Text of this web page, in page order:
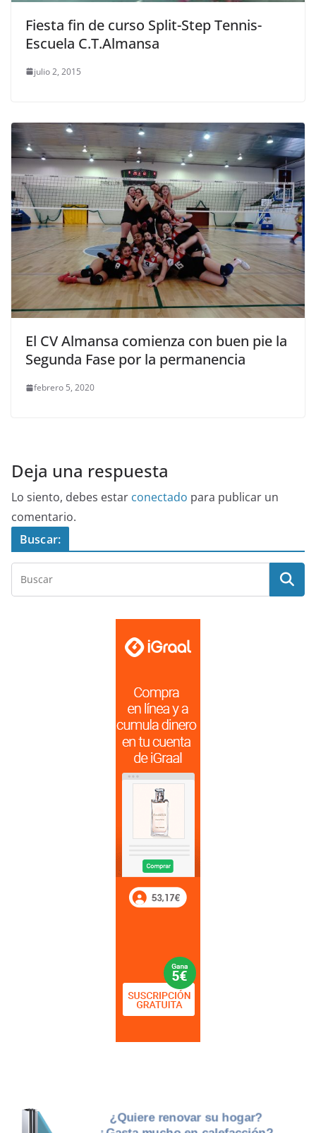
Fiesta fin de curso Split-Step Tennis-
Escuela C.T.Almansa
julio 2, 2015
El CV Almansa comienza con buen pie la
Segunda Fase por la permanencia
febrero 5, 2020
Deja una respuesta
Lo siento, debes estar conectado para publicar un
comentario.
Buscar: